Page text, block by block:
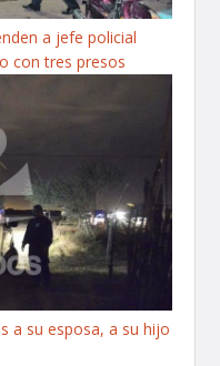
a jefe policial
con tres presos
a su esposa, a su hijo